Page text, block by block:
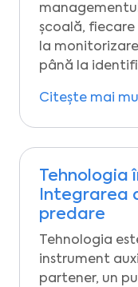
școală,
la
până la
Citește mai
Tehnologia
Integrarea
predare
Tehnologia
instrument
partener, un